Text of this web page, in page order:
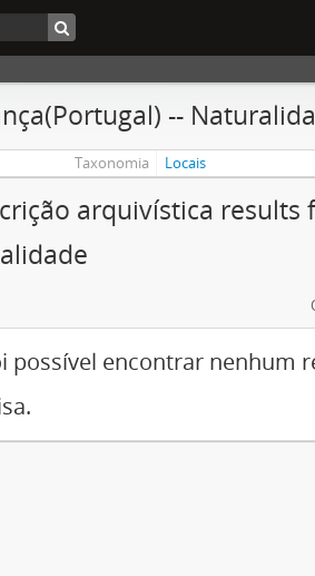
--
Taxonomia Locais
arquivística results
possível encontrar nenhum